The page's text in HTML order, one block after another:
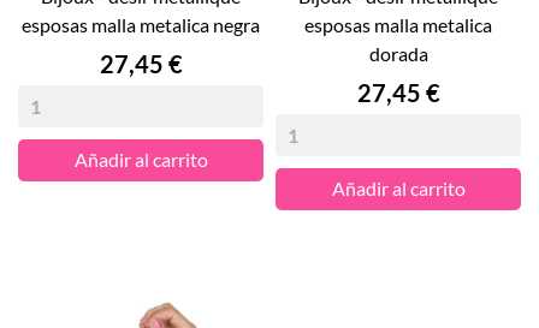
esposas malla metalica negra
Precio
27,45 €
Añadir al carrito
esposas malla metalica
dorada
Precio
27,45 €
Añadir al carrito